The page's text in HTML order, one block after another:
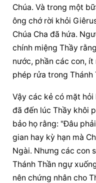
Chúa. Và trong một
ông chớ rời khỏi
Chúa Cha đã hứa.
chính miệng Thầy
nước, phần các con,
phép rửa trong Thánh
Vậy các kẻ có mặt
đã đến lúc Thầy khôi
bảo họ rằng: "Ðâu
gian hay kỳ hạn mà
Ngài. Nhưng các con
Thánh Thần ngự
nên chứng nhân cho